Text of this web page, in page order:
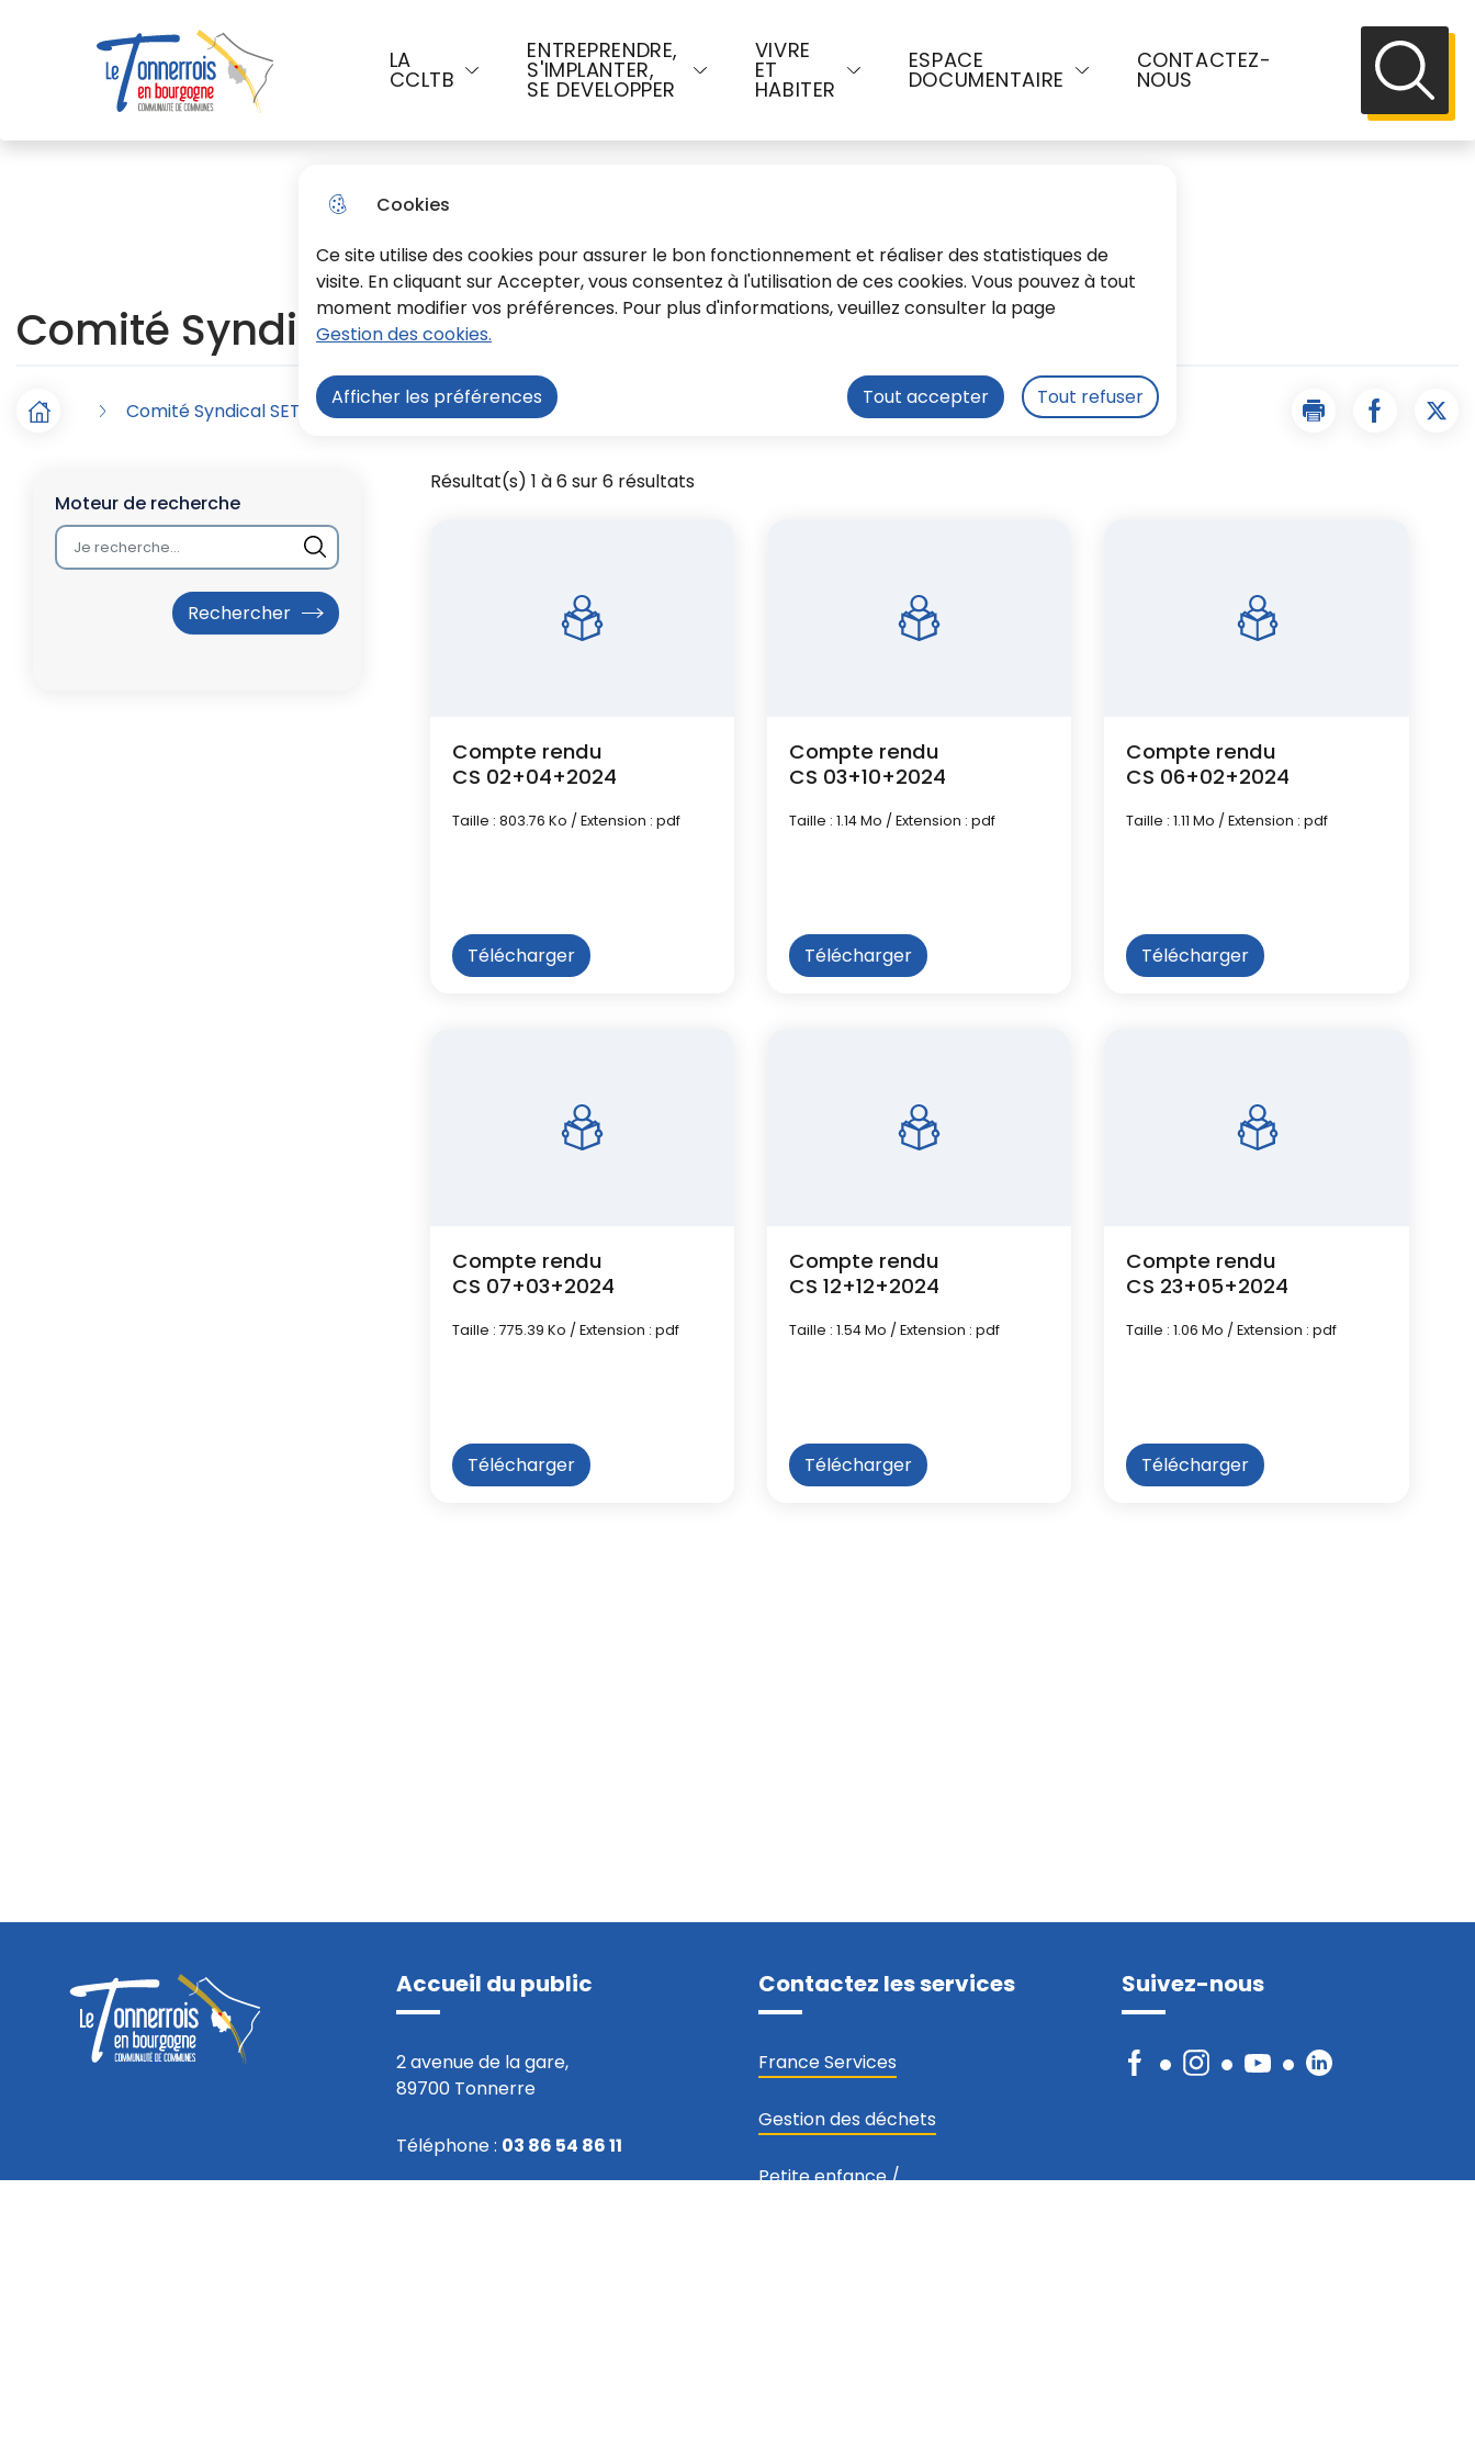
Cookies
Ce site utilise des cookies pour assurer le bon fonctionnement et réaliser des statistiques de
visite. En cliquant sur Accepter, vous consentez à l'utilisation de ces cookies. Vous pouvez à tout
moment modifier vos préférences. Pour plus d'informations, veuillez consulter la page
Gestion des cookies.
Afficher les préférences Tout accepter Tout refuser
Aller au menu Aller à la recherche Aller au contenu principal Consulter le plan du site
Menu principal
LA
CCLTB
ENTREPRENDRE,
S'IMPLANTER,
SE DEVELOPPER
VIVRE
ET
HABITER
ESPACE
DOCUMENTAIRE
CONTACTEZ-
NOUS
Comité Syndical SET - Comptes rendus 2024
FAccueil Comité Syndical SET - Comptes rendus 2024 Imprimer la page
Partager
attachée
Moteur de recherche
Résultat(s) 1 à 6 sur 6 résultats
Compte rendu
CS 02+04+2024
Taille : 803.76 Ko / Extension : pdf
Télécharger
Compte rendu
CS 03+10+2024
Taille : 1.14 Mo / Extension : pdf
Télécharger
Compte rendu
CS 06+02+2024
Taille : 1.11 Mo / Extension : pdf
Télécharger
Compte rendu
CS 07+03+2024
Taille : 775.39 Ko / Extension : pdf
Télécharger
Compte rendu
CS 12+12+2024
Taille : 1.54 Mo / Extension : pdf
Télécharger
Compte rendu
CS 23+05+2024
Taille : 1.06 Mo / Extension : pdf
Télécharger
Accueil du public
2 avenue de la gare,
89700 Tonnerre
Téléphone : 03 86 54 86 11
Contactez les services
France Services
Gestion des déchets
Petite enfance/
Suivez-nous
FacebookInstagramYouTubeLinkedIn